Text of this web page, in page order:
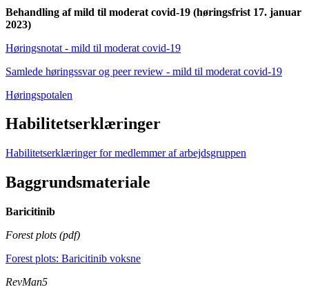
Behandling af mild til moderat covid-19 (høringsfrist 17. januar
2023)
Høringsnotat - mild til moderat covid-19
Samlede høringssvar og peer review - mild til moderat covid-19
Høringspotalen
Habilitetserklæringer
Habilitetserklæringer for medlemmer af arbejdsgruppen
Baggrundsmateriale
Baricitinib
Forest plots (pdf)
Forest plots: Baricitinib voksne
RevMan5